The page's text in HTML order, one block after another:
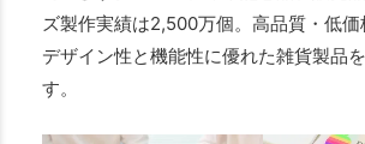
ズ製作実績は2,500万個。高品質・低価
デザイン性と機能性に優れた雑貨製品
す。